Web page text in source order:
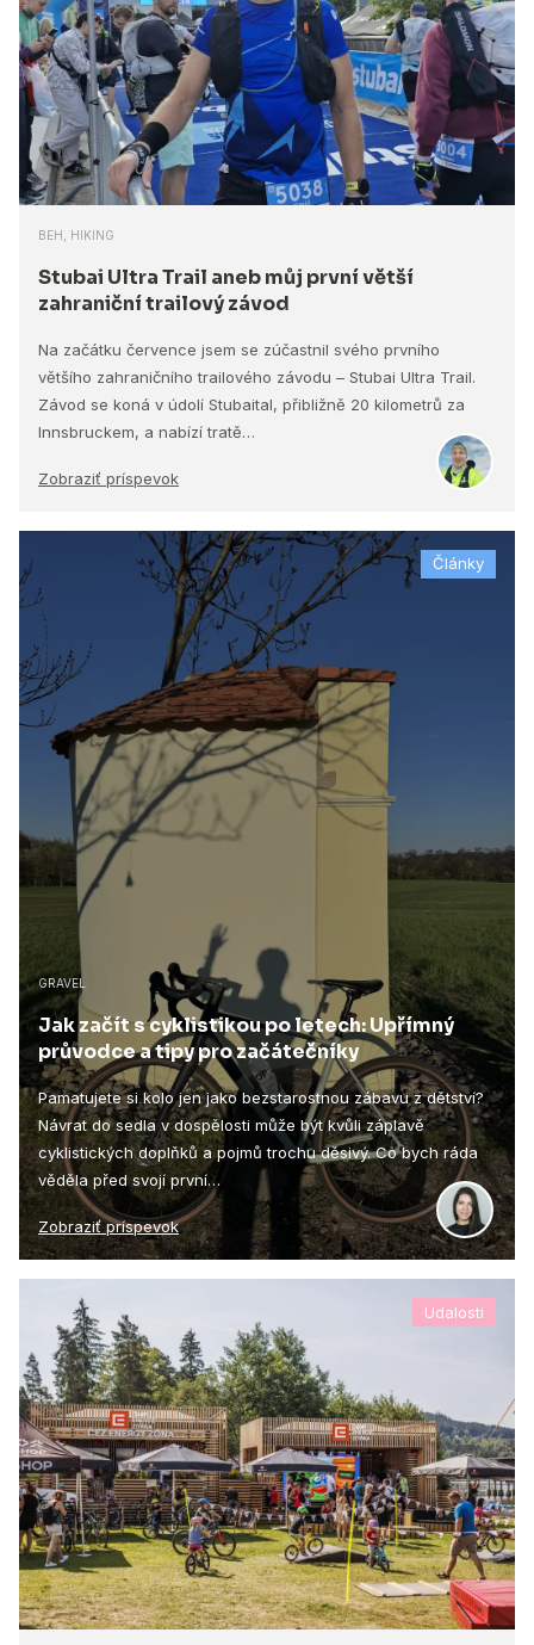
BEH, HIKING
Stubai Ultra Trail aneb můj první větší
zahraniční trailový závod
Na začátku července jsem se zúčastnil svého prvního
většího zahraničního trailového závodu – Stubai Ultra Trail.
Závod se koná v údolí Stubaital, přibližně 20 kilometrů za
Innsbruckem, a nabízí tratě…
Zobraziť príspevok
Články
GRAVEL
Jak začít s cyklistikou po letech: Upřímný
průvodce a tipy pro začátečníky
Pamatujete si kolo jen jako bezstarostnou zábavu z dětství?
Návrat do sedla v dospělosti může být kvůli záplavě
cyklistických doplňků a pojmů trochu děsivý. Co bych ráda
věděla před svojí první…
Zobraziť príspevok
Udalosti